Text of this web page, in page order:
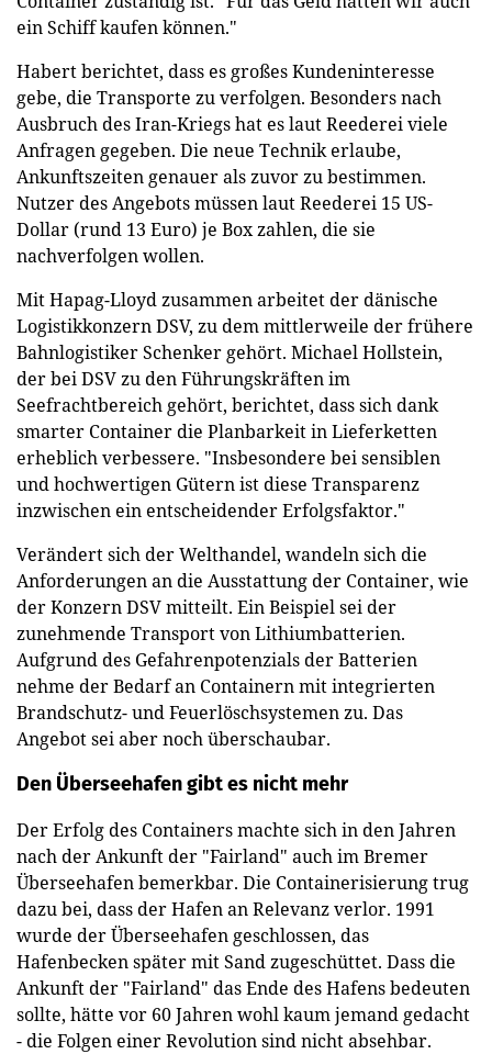
ein Schiff kaufen können."
Habert berichtet, dass es großes Kundeninteresse
gebe, die Transporte zu verfolgen. Besonders nach
Ausbruch des Iran-Kriegs hat es laut Reederei viele
Anfragen gegeben. Die neue Technik erlaube,
Ankunftszeiten genauer als zuvor zu bestimmen.
Nutzer des Angebots müssen laut Reederei 15 US-
Dollar (rund 13 Euro) je Box zahlen, die sie
nachverfolgen wollen.
Mit Hapag-Lloyd zusammen arbeitet der dänische
Logistikkonzern DSV, zu dem mittlerweile der frühere
Bahnlogistiker Schenker gehört. Michael Hollstein,
der bei DSV zu den Führungskräften im
Seefrachtbereich gehört, berichtet, dass sich dank
smarter Container die Planbarkeit in Lieferketten
erheblich verbessere. "Insbesondere bei sensiblen
und hochwertigen Gütern ist diese Transparenz
inzwischen ein entscheidender Erfolgsfaktor."
Verändert sich der Welthandel, wandeln sich die
Anforderungen an die Ausstattung der Container, wie
der Konzern DSV mitteilt. Ein Beispiel sei der
zunehmende Transport von Lithiumbatterien.
Aufgrund des Gefahrenpotenzials der Batterien
nehme der Bedarf an Containern mit integrierten
Brandschutz- und Feuerlöschsystemen zu. Das
Angebot sei aber noch überschaubar.
Den Überseehafen gibt es nicht mehr
Der Erfolg des Containers machte sich in den Jahren
nach der Ankunft der "Fairland" auch im Bremer
Überseehafen bemerkbar. Die Containerisierung trug
dazu bei, dass der Hafen an Relevanz verlor. 1991
wurde der Überseehafen geschlossen, das
Hafenbecken später mit Sand zugeschüttet. Dass die
Ankunft der "Fairland" das Ende des Hafens bedeuten
sollte, hätte vor 60 Jahren wohl kaum jemand gedacht
- die Folgen einer Revolution sind nicht absehbar.